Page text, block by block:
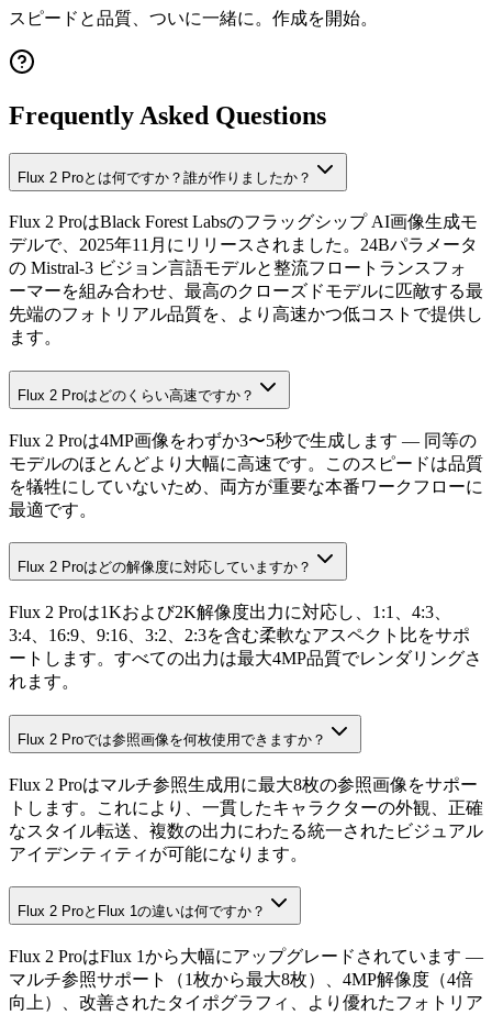
スピードと品質、ついに一緒に。作成を開始。
Frequently Asked Questions
Flux 2 Proとは何ですか？誰が作りましたか？
Flux 2 ProはBlack Forest Labsのフラッグシップ AI画像生成モ
デルで、2025年11月にリリースされました。24Bパラメータ
の Mistral-3 ビジョン言語モデルと整流フロートランスフォ
ーマーを組み合わせ、最高のクローズドモデルに匹敵する最
先端のフォトリアル品質を、より高速かつ低コストで提供し
ます。
Flux 2 Proはどのくらい高速ですか？
Flux 2 Proは4MP画像をわずか3〜5秒で生成します — 同等の
モデルのほとんどより大幅に高速です。このスピードは品質
を犠牲にしていないため、両方が重要な本番ワークフローに
最適です。
Flux 2 Proはどの解像度に対応していますか？
Flux 2 Proは1Kおよび2K解像度出力に対応し、1:1、4:3、
3:4、16:9、9:16、3:2、2:3を含む柔軟なアスペクト比をサポ
ートします。すべての出力は最大4MP品質でレンダリングさ
れます。
Flux 2 Proでは参照画像を何枚使用できますか？
Flux 2 Proはマルチ参照生成用に最大8枚の参照画像をサポー
トします。これにより、一貫したキャラクターの外観、正確
なスタイル転送、複数の出力にわたる統一されたビジュアル
アイデンティティが可能になります。
Flux 2 ProとFlux 1の違いは何ですか？
Flux 2 ProはFlux 1から大幅にアップグレードされています —
マルチ参照サポート（1枚から最大8枚）、4MP解像度（4倍
向上）、改善されたタイポグラフィ、より優れたフォトリア